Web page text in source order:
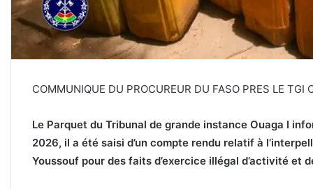
COMMUNIQUE DU PROCUREUR DU FASO PRES LE TGI
Le Parquet du Tribunal de grande instance Ouaga I
2026, il a été saisi d’un compte rendu relatif à
Youssouf pour des faits d’exercice illégal d’activité et